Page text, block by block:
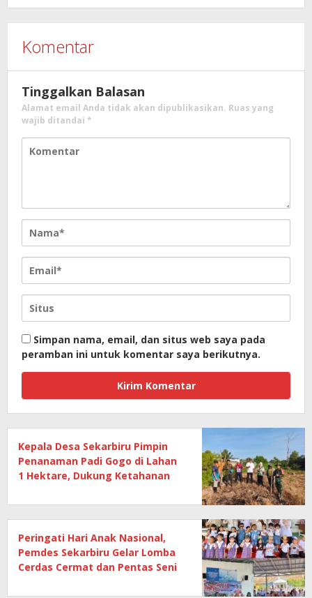
Komentar
Tinggalkan Balasan
Alamat email Anda tidak akan dipublikasikan. Ruas yang
wajib ditandai *
Simpan nama, email, dan situs web saya pada
peramban ini untuk komentar saya berikutnya.
Kepala Desa Sekarbiru Pimpin
Penanaman Padi Gogo di Lahan
1 Hektare, Dukung Ketahanan
Peringati Hari Anak Nasional,
Pemdes Sekarbiru Gelar Lomba
Cerdas Cermat dan Pentas Seni